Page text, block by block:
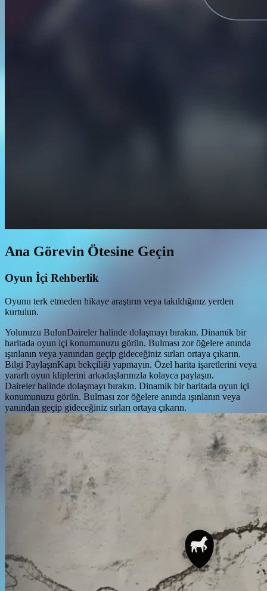
Ana Görevin Ötesine Geçin
Oyun İçi Rehberlik
Oyunu terk etmeden hikaye araştırın veya takıldığınız yerden
kurtulun.
Yolunuzu BulunDaireler halinde dolaşmayı bırakın. Dinamik bir
haritada oyun içi konumunuzu görün. Bulması zor öğelere anında
ışınlanın veya yanından geçip gideceğiniz sırları ortaya çıkarın.
Bilgi PaylaşınKapı bekçiliği yapmayın. Özel harita işaretlerini veya
yararlı oyun kliplerini arkadaşlarınızla kolayca paylaşın.
Daireler halinde dolaşmayı bırakın. Dinamik bir haritada oyun içi
konumunuzu görün. Bulması zor öğelere anında ışınlanın veya
yanından geçip gideceğiniz sırları ortaya çıkarın.